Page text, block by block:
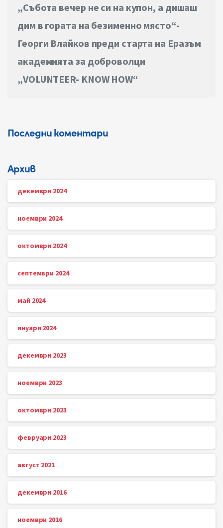
„Събота вечер не си на купон, а дишаш
дим в гората на безименно място“-
Георги Влайков преди старта на Еразъм
академията за доброволци
„VOLUNTEER- KNOW HOW“
Последни коментари
Архив
декември 2024
ноември 2024
октомври 2024
септември 2024
май 2024
януари 2024
декември 2023
ноември 2023
октомври 2023
февруари 2023
август 2021
декември 2016
ноември 2016